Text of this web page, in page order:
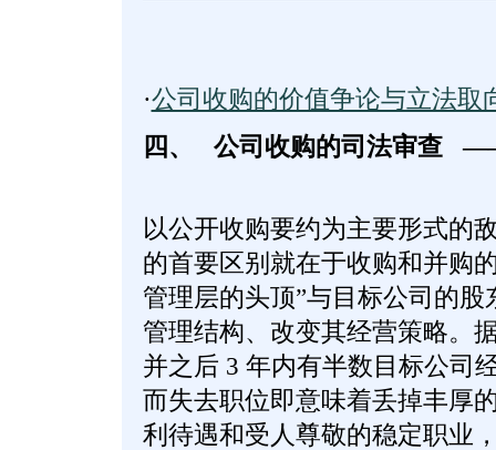
·公司收购的价值争论与立法取
四、 公司收购的司法审查
以公开收购要约为主要形式的
的首要区别就在于收购和并购
管理层的头顶”与目标公司的
管理结构、改变其经营策略。
并之后 3 年内有半数目标公司
而失去职位即意味着丢掉丰厚
利待遇和受人尊敬的稳定职业